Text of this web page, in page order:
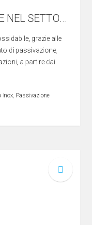
INOX E PASSIVAZIONE NEL SETTORE ALIMENTARE
grazie alle
di passivazione,
a partire dai
Inox Passivazione